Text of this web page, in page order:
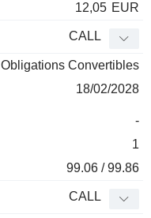
12,05 EUR
CALL
Obligations Convertibles
18/02/2028
-
1
99.06 / 99.86
CALL